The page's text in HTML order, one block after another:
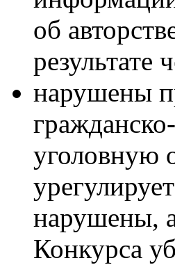
об
результате
нарушены
уголовную
нарушены,
Конкурса